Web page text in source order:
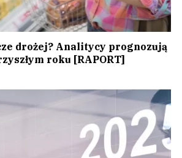
drożej? Analitycy prognozują
roku [RAPORT]